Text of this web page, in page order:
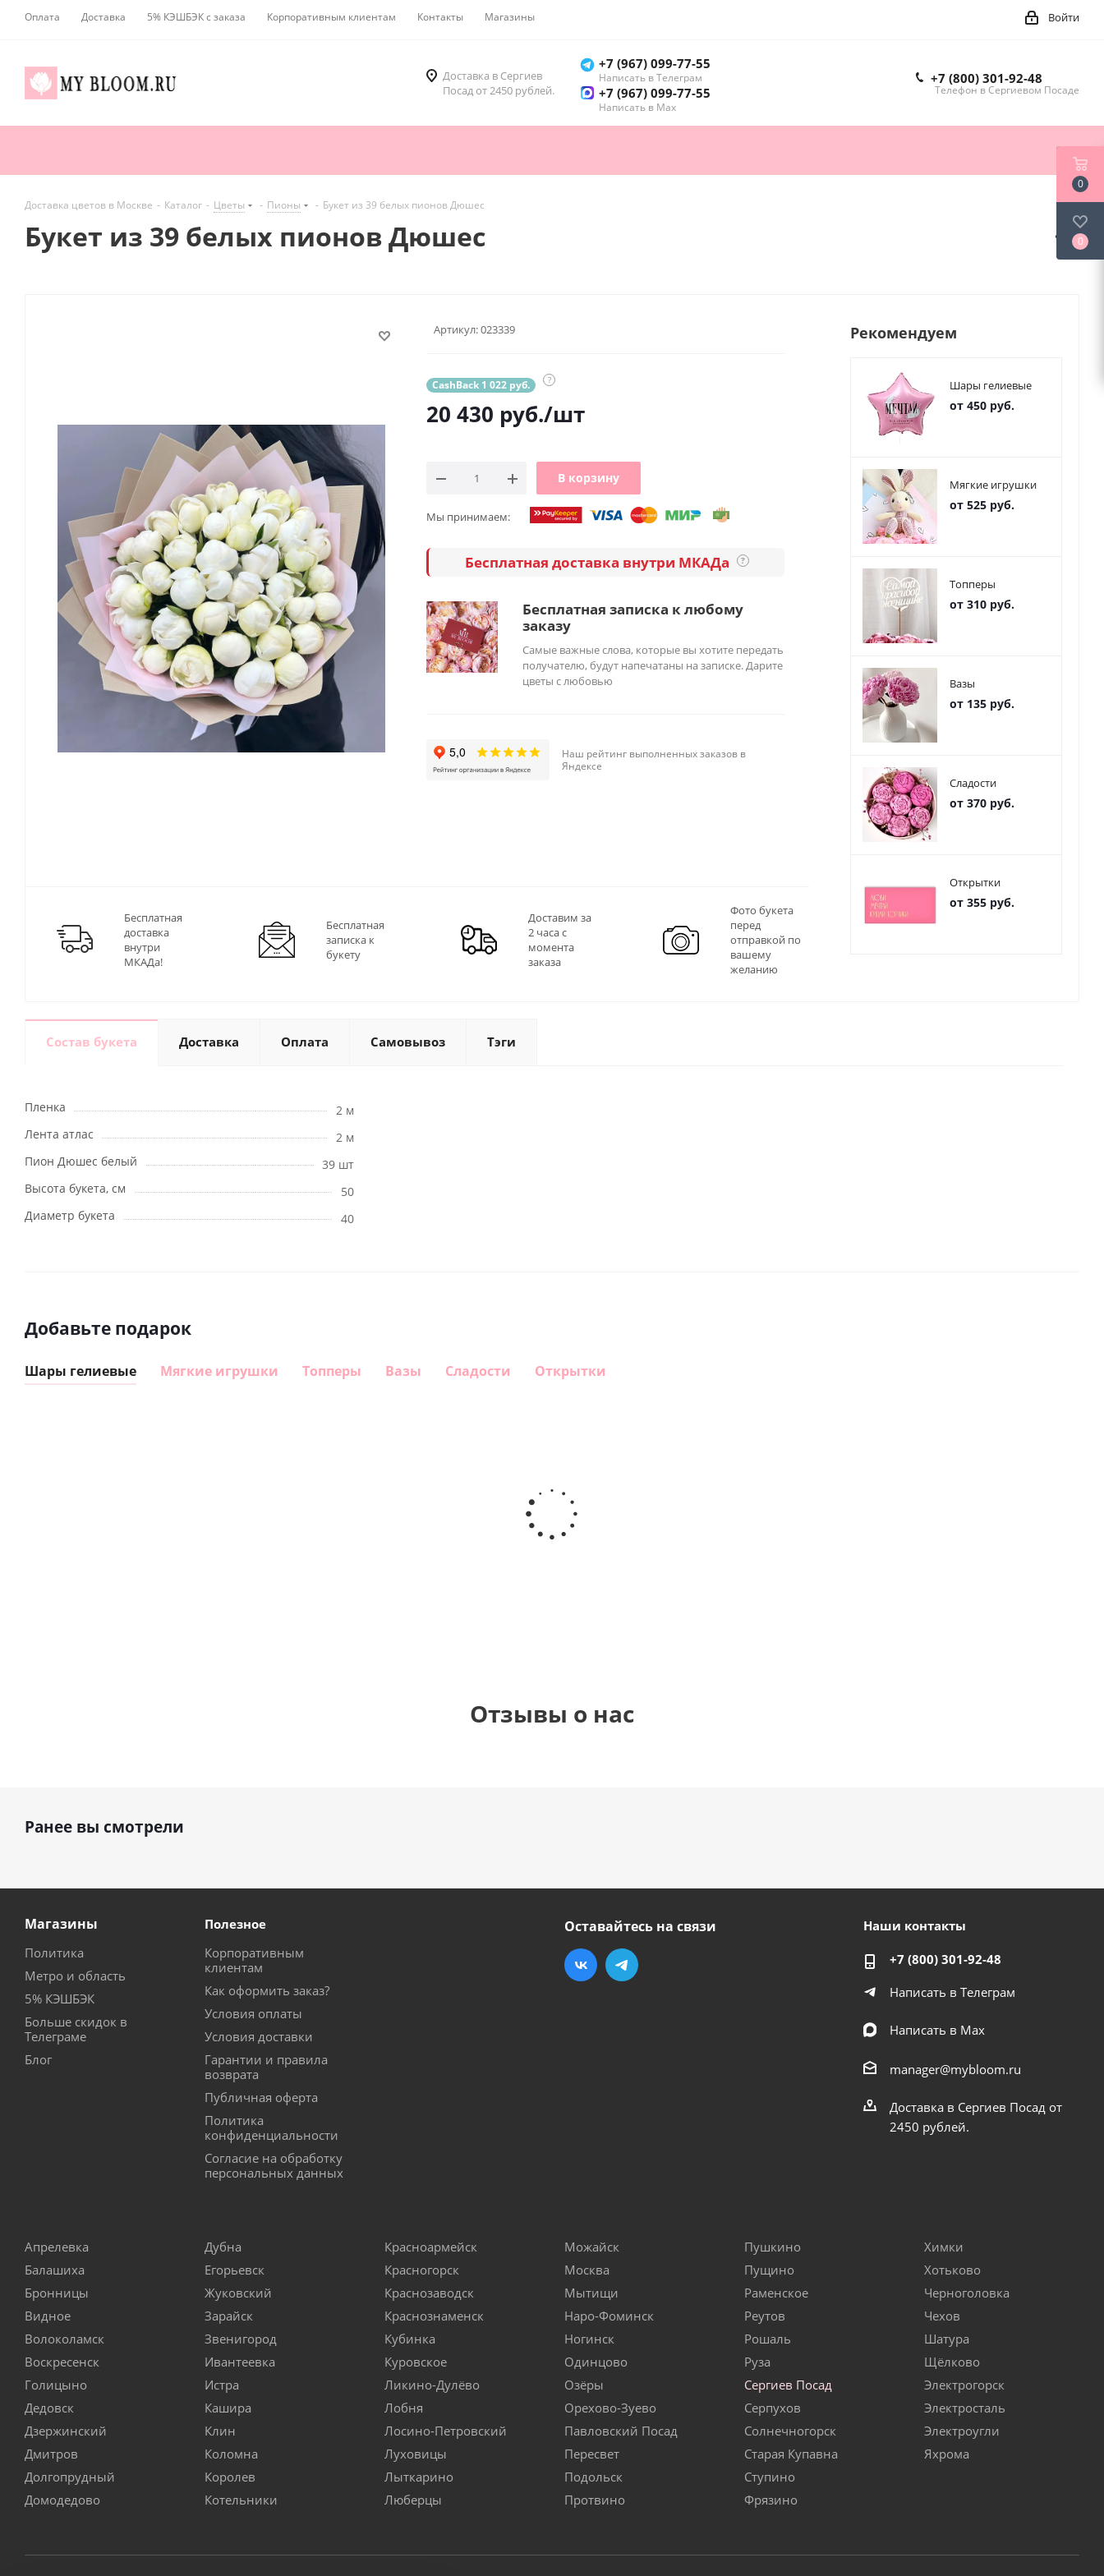
Оплата Доставка 5% КЭШБЭК с заказа Корпоративным клиентам Контакты Магазины Войти
Доставка в Сергиев
Посад от 2450 рублей.
+7 (967) 099-77-55
Написать в Телеграм
+7 (967) 099-77-55
Написать в Мах
+7 (800) 301-92-48
Телефон в Сергиевом Посаде
Доставка цветов в Москве - Каталог - Цветы - Пионы - Букет из 39 белых пионов Дюшес
Букет из 39 белых пионов Дюшес
Артикул:023339
CashBack 1 022 руб. ?
20 430 руб./шт
В корзину
Мы принимаем:
Бесплатная доставка внутри МКАДа ?
Бесплатная записка к любому
заказу
Самые важные слова, которые вы хотите передать
получателю, будут напечатаны на записке. Дарите
цветы с любовью
Наш рейтинг выполненных заказов в
Яндексе
Бесплатная
доставка
внутри
МКАДа!
Бесплатная
записка к
букету
Доставим за
2 часа с
момента
заказа
Фото букета
перед
отправкой по
вашему
желанию
Рекомендуем
Шары гелиевые
от 450 руб.
Мягкие игрушки
от 525 руб.
Топперы
от 310 руб.
Вазы
от 135 руб.
Сладости
от 370 руб.
Открытки
от 355 руб.
Состав букета Доставка Оплата Самовывоз Тэги
Пленка
2 м
Лента атлас
2 м
Пион Дюшес белый
39 шт
Высота букета, см
50
Диаметр букета
40
Добавьте подарок
Шары гелиевые Мягкие игрушки Топперы Вазы Сладости Открытки
сердце,
моя
любовь
Отзывы о нас
Ранее вы смотрели
Магазины
Политика
Метро и область
5% КЭШБЭК
Больше скидок в
Телеграме
Блог
Полезное
Корпоративным
клиентам
Как оформить заказ?
Условия оплаты
Условия доставки
Гарантии и правила
возврата
Публичная оферта
Политика
конфиденциальности
Согласие на обработку
персональных данных
Оставайтесь на связи Наши контакты
+7 (800) 301-92-48
Написать в Телеграм
Написать в Мах
manager@mybloom.ru
Доставка в Сергиев Посад от
2450 рублей.
Апрелевка
Балашиха
Бронницы
Видное
Волоколамск
Воскресенск
Голицыно
Дедовск
Дзержинский
Дмитров
Долгопрудный
Домодедово
Дубна
Егорьевск
Жуковский
Зарайск
Звенигород
Ивантеевка
Истра
Кашира
Клин
Коломна
Королев
Котельники
Красноармейск
Красногорск
Краснозаводск
Краснознаменск
Кубинка
Куровское
Ликино-Дулёво
Лобня
Лосино-Петровский
Луховицы
Лыткарино
Люберцы
Можайск
Москва
Мытищи
Наро-Фоминск
Ногинск
Одинцово
Озёры
Орехово-Зуево
Павловский Посад
Пересвет
Подольск
Протвино
Пушкино
Пущино
Раменское
Реутов
Рошаль
Руза
Сергиев Посад
Серпухов
Солнечногорск
Старая Купавна
Ступино
Фрязино
Химки
Хотьково
Черноголовка
Чехов
Шатура
Щёлково
Электрогорск
Электросталь
Электроугли
Яхрома
0
0